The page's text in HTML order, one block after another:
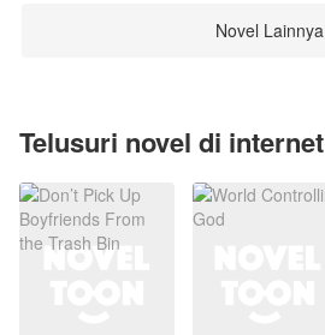
Novel Lainnya
Telusuri novel di internet